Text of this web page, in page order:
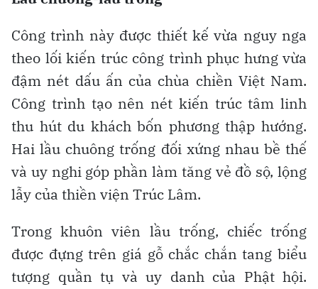
Công trình này được thiết kế vừa nguy nga
theo lối kiến trúc công trình phục hưng vừa
đậm nét dấu ấn của chùa chiền Việt Nam.
Công trình tạo nên nét kiến trúc tâm linh
thu hút du khách bốn phương thập hướng.
Hai lầu chuông trống đối xứng nhau bề thế
và uy nghi góp phần làm tăng vẻ đồ sộ, lộng
lẫy của thiền viện Trúc Lâm.
Trong khuôn viên lầu trống, chiếc trống
được đựng trên giá gỗ chắc chắn tang biểu
tượng quần tụ và uy danh của Phật hội.